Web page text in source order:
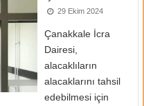
29 Ekim 2024
Çanakkale İcra
Dairesi,
alacaklıların
alacaklarını tahsil
edebilmesi için